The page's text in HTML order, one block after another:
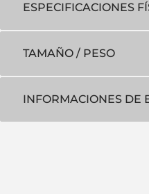
ESPECIFICACIONES
TAMAÑO / PESO
INFORMACIONES DE